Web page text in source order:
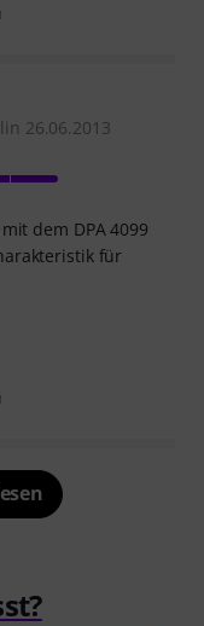
26.06.2013
dem DPA 4099
für